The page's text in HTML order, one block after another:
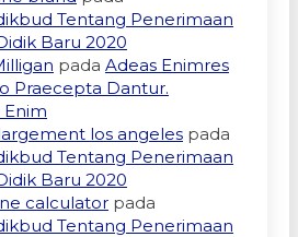
Tentang Penerimaan
Baru 2020
pada Adeas Enimres
Praecepta Dantur.
los angeles pada
Tentang Penerimaan
Baru 2020
calculator pada
Tentang Penerimaan